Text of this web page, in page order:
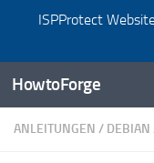
ISPProtect
Zum Inhalt springen
HowtoForge
ANLEITUNGEN / DEBIAN